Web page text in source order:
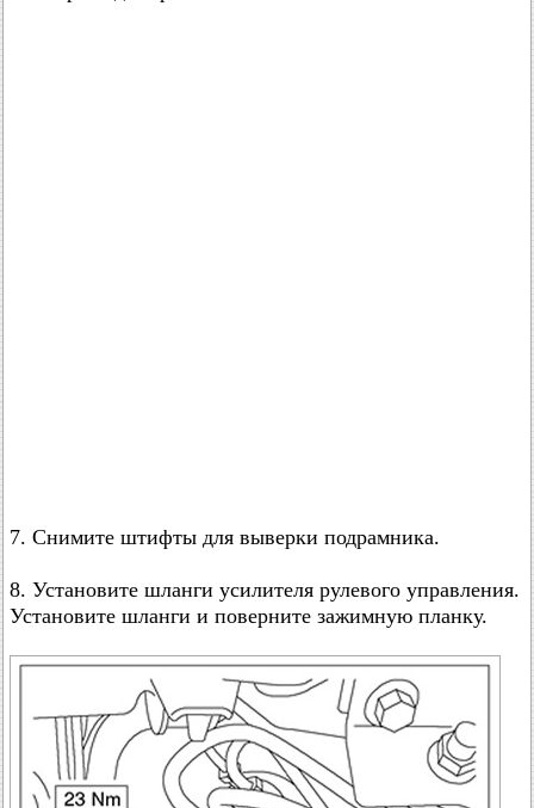
7. Снимите штифты для выверки подрамника.
8. Установите шланги усилителя рулевого управления.
Установите шланги и поверните зажимную планку.